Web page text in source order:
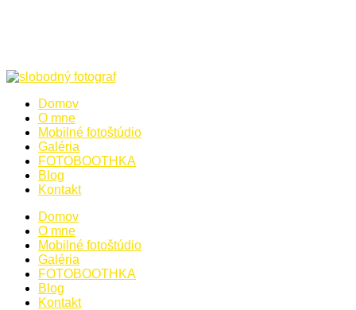
Domov
O mne
Mobilné fotoštúdio
Galéria
FOTOBOOTHKA
Blog
Kontakt
Domov
O mne
Mobilné fotoštúdio
Galéria
FOTOBOOTHKA
Blog
Kontakt